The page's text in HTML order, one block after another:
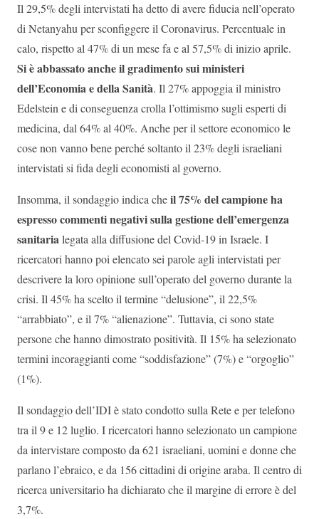
Il 29,5% degli intervistati ha detto di avere fiducia nell’operato
di Netanyahu per sconfiggere il Coronavirus. Percentuale in
calo, rispetto al 47% di un mese fa e al 57,5% di inizio aprile.
Si è abbassato anche il gradimento sui ministeri
dell’Economia e della Sanità. Il 27% appoggia il ministro
Edelstein e di conseguenza crolla l’ottimismo sugli esperti di
medicina, dal 64% al 40%. Anche per il settore economico le
cose non vanno bene perché soltanto il 23% degli israeliani
intervistati si fida degli economisti al governo.
Insomma, il sondaggio indica cheil 75% del campione ha
espresso commenti negativi sulla gestione dell’emergenza
sanitarialegata alla diffusione del Covid-19 in Israele. I
ricercatori hanno poi elencato sei parole agli intervistati per
descrivere la loro opinione sull’operato del governo durante la
crisi. Il 45% ha scelto il termine “delusione”, il 22,5%
“arrabbiato”, e il 7% “alienazione”. Tuttavia, ci sono state
persone che hanno dimostrato positività. Il 15% ha selezionato
termini incoraggianti come “soddisfazione” (7%) e “orgoglio”
(1%).
Il sondaggio dell’IDI è stato condotto sulla Rete e per telefono
tra il 9 e 12 luglio. I ricercatori hanno selezionato un campione
da intervistare composto da 621 israeliani, uomini e donne che
parlano l’ebraico, e da 156 cittadini di origine araba. Il centro di
ricerca universitario ha dichiarato che il margine di errore è del
3,7%.